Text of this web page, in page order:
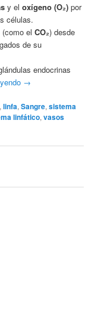
y el oxígeno (O₂)por
células.
(como el CO₂) desde
de su
endocrinas
→
,linfa,Sangre,sistema
linfático,vasos